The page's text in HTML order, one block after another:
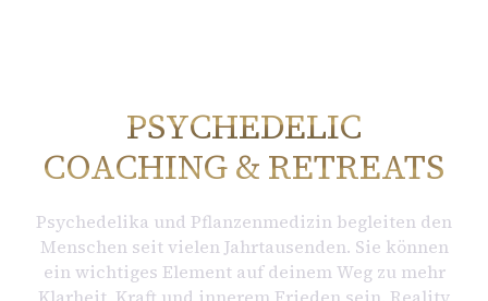
PSYCHEDELIC
COACHING & RETREATS
Psychedelika und Pflanzenmedizin begleiten den
Menschen seit vielen Jahrtausenden. Sie können
ein wichtiges Element auf deinem Weg zu mehr